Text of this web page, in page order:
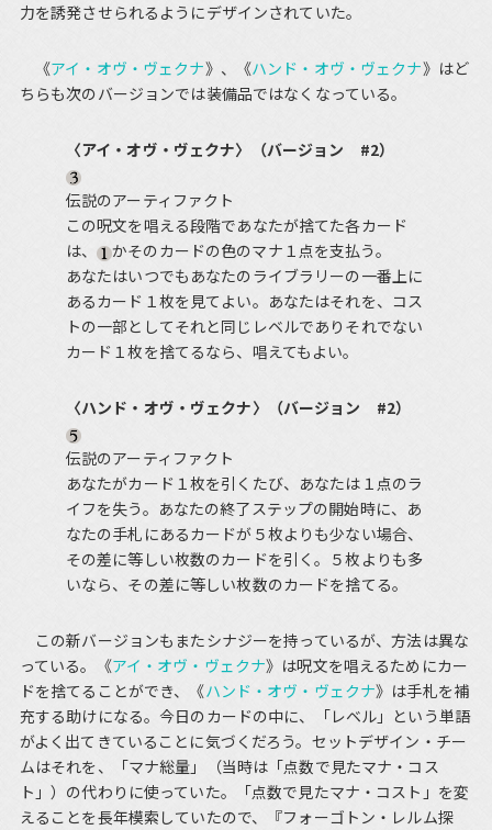
力を誘発させられるようにデザインされていた。
《アイ・オヴ・ヴェクナ》、《ハンド・オヴ・ヴェクナ》はど
ちらも次のバージョンでは装備品ではなくなっている。
〈アイ・オヴ・ヴェクナ〉（バージョン #2）
伝説のアーティファクト
この呪文を唱える段階であなたが捨てた各カード
は、
かそのカードの色のマナ１点を支払う。
あなたはいつでもあなたのライブラリーの一番上に
あるカード１枚を見てよい。あなたはそれを、コス
トの一部としてそれと同じレベルでありそれでない
カード１枚を捨てるなら、唱えてもよい。
〈ハンド・オヴ・ヴェクナ〉（バージョン #2）
伝説のアーティファクト
あなたがカード１枚を引くたび、あなたは１点のラ
イフを失う。あなたの終了ステップの開始時に、あ
なたの手札にあるカードが５枚よりも少ない場合、
その差に等しい枚数のカードを引く。５枚よりも多
いなら、その差に等しい枚数のカードを捨てる。
この新バージョンもまたシナジーを持っているが、方法は異な
っている。《アイ・オヴ・ヴェクナ》は呪文を唱えるためにカー
ドを捨てることができ、《ハンド・オヴ・ヴェクナ》は手札を補
充する助けになる。今日のカードの中に、「レベル」という単語
がよく出てきていることに気づくだろう。セットデザイン・チー
ムはそれを、「マナ総量」（当時は「点数で見たマナ・コス
ト」）の代わりに使っていた。「点数で見たマナ・コスト」を変
えることを長年模索していたので、『フォーゴトン・レルム探